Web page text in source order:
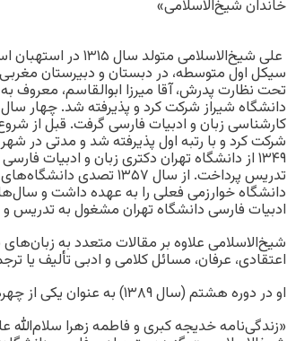
خاندان شیخ‌الاسلامی»
علی شیخ‌الاسلامی
سیکل اول متوسطه، در دبستان و دبیرستان
تحت نظارت پدرش، آقا میرزا ابوالقاسم، معروف
دانشگاه شیراز شرکت کرد و پذیرفته شد. چهار
کارشناسی زبان و ادبیات فارسی گرفت. قبل از
شرکت کرد و با رتبه اول پذیرفته شد و مدتی در
تدریس پرداخت. از سال
دانشگاه خوارزمی فعلی را به عهده داشت و
ادبیات فارسی دانشگاه تهران مشغول به تدریس و
شیخ‌الاسلامی علاوه بر مقالات متعدد به
اعتقادی، عرفان، مسائل کلامی و ادبی تألیف یا
او در دوره هشتم (سال ۱۳۸۹) به عنوان یکی از چهره‌های ماندگار ایران معرفی شد.
«زندگی‌نامه خدیجه کبری و فاطمه زهرا